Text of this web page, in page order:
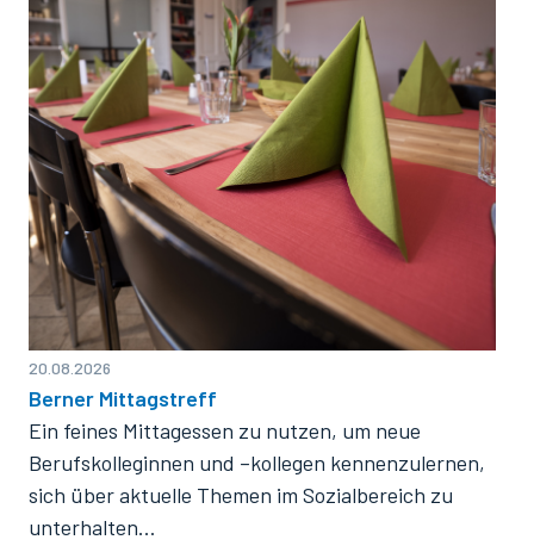
20.08.2026
Berner Mittagstreff
Ein feines Mittagessen zu nutzen, um neue
Berufskolleginnen und –kollegen kennenzulernen,
sich über aktuelle Themen im Sozialbereich zu
unterhalten…